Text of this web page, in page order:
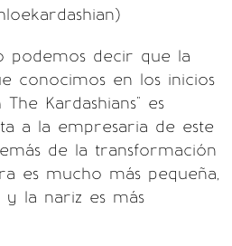
podemos decir que la
conocimos en los inicios
Kardashians" es
a la empresaria de este
de la transformación
es mucho más pequeña,
la nariz es más